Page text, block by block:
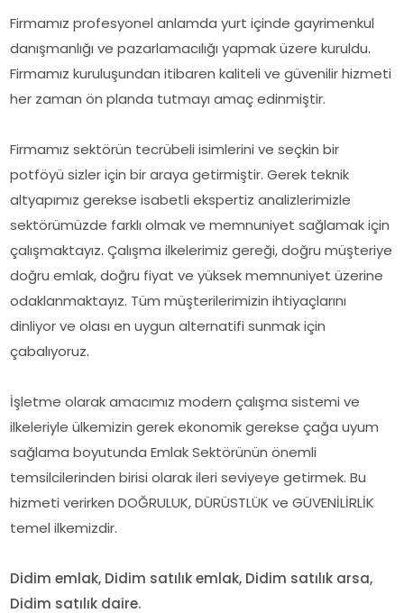
Firmamız profesyonel anlamda yurt içinde gayrimenkul
danışmanlığı ve pazarlamacılığı yapmak üzere kuruldu.
Firmamız kuruluşundan itibaren kaliteli ve güvenilir hizmeti
her zaman ön planda tutmayı amaç edinmiştir.
Firmamız sektörün tecrübeli isimlerini ve seçkin bir
potföyü sizler için bir araya getirmiştir. Gerek teknik
altyapımız gerekse isabetli ekspertiz analizlerimizle
sektörümüzde farklı olmak ve memnuniyet sağlamak için
çalışmaktayız. Çalışma ilkelerimiz gereği, doğru müşteriye
doğru emlak, doğru fiyat ve yüksek memnuniyet üzerine
odaklanmaktayız. Tüm müşterilerimizin ihtiyaçlarını
dinliyor ve olası en uygun alternatifi sunmak için
çabalıyoruz.
İşletme olarak amacımız modern çalışma sistemi ve
ilkeleriyle ülkemizin gerek ekonomik gerekse çağa uyum
sağlama boyutunda Emlak Sektörünün önemli
temsilcilerinden birisi olarak ileri seviyeye getirmek. Bu
hizmeti verirken DOĞRULUK, DÜRÜSTLÜK ve GÜVENİLİRLİK
temel ilkemizdir.
Didim emlak, Didim satılık emlak, Didim satılık arsa,
Didim satılık daire.